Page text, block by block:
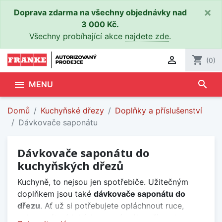
Doprava zdarma na všechny objednávky nad
3 000 Kč.
Všechny probíhající akce najdete zde.
×
 shopping_cart (0)
 MENU search
Domů Kuchyňské dřezy
Doplňky a příslušenství
Dávkovače saponátu
Dávkovače saponátu do
kuchyňských dřezů
Kuchyně, to nejsou jen spotřebiče. Užitečným
doplňkem jsou také dávkovače saponátu do
dřezu. Ať už si potřebujete opláchnout ruce,